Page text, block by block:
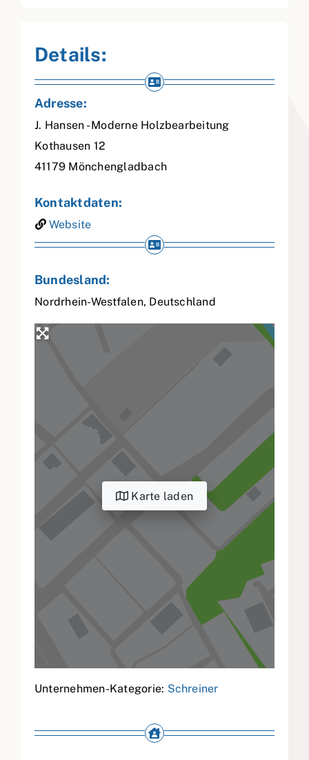
Details:
Adresse:
J. Hansen - Moderne Holzbearbeitung
Kothausen 12
41179 Mönchengladbach
Kontaktdaten:
Website
Bundesland:
Nordrhein-Westfalen, Deutschland
Karte laden
Unternehmen-Kategorie: Schreiner